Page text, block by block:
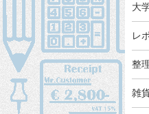
大
レ
整
雑